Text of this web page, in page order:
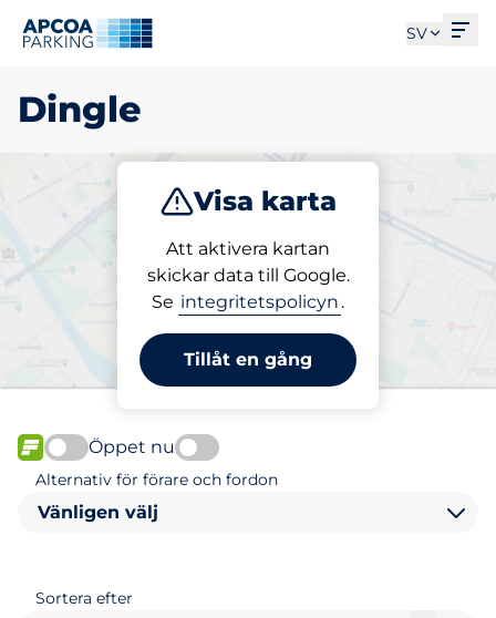
SV
Dingle
Visa karta
Att aktivera kartan
skickar data till Google.
Se integritetspolicyn .
Tillåt en gång
Parkera
Välj din parkeringsplats i
FLÖDE
Öppet nu
Alternativ för förare och fordon
Vänligen välj
Sortera efter